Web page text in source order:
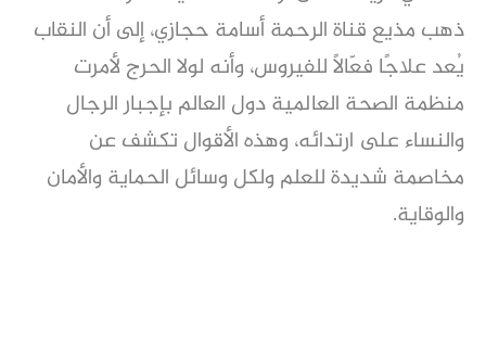
ذهب مذيع قناة الرحمة أسامة حجازي، إلى أن النقاب
يُعد علاجًا فعّالًا للفيروس، وأنه لولا الحرج لأمرت
منظمة الصحة العالمية دول العالم بإجبار الرجال
والنساء على ارتدائه، وهذه الأقوال تكشف عن
مخاصمة شديدة للعلم ولكل وسائل الحماية والأمان
والوقاية.